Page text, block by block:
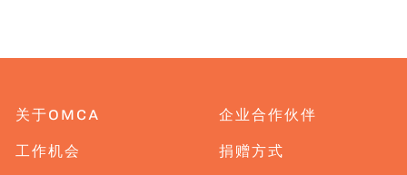
关于OMCA
工作机会
企业合作伙伴
捐赠方式